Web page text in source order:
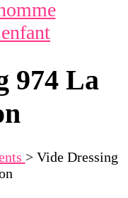
974 La
> Vide Dressing